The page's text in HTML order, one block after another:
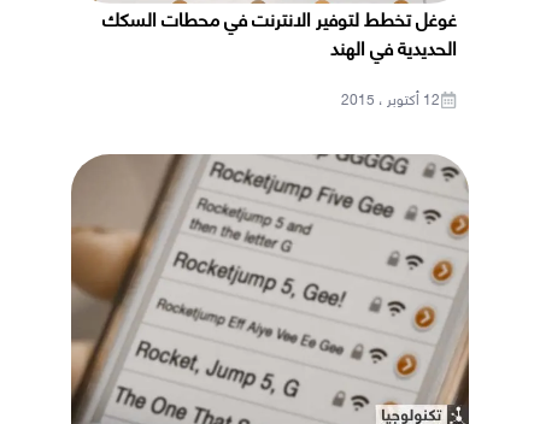
غوغل تخطط لتوفير الانترنت في محطات السكك
الحديدية في الهند
12 أكتوبر ، 2015